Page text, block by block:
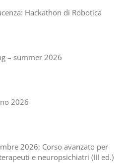
Hackathon di Robotica
– summer 2026
2026
2026: Corso avanzato per
e neuropsichiatri (III ed.)